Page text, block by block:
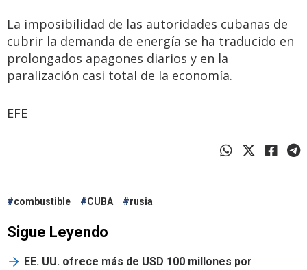
La imposibilidad de las autoridades cubanas de
cubrir la demanda de energía se ha traducido en
prolongados apagones diarios y en la
paralización casi total de la economía.
EFE
combustible CUBA rusia
Sigue Leyendo
EE. UU. ofrece más de USD 100 millones por